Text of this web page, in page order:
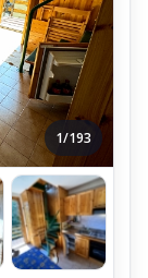
spese e
1/193